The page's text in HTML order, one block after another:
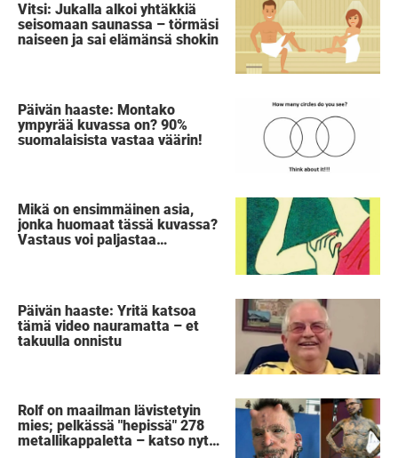
Vitsi: Jukalla alkoi yhtäkkiä
seisomaan saunassa – törmäsi
naiseen ja sai elämänsä shokin
Päivän haaste: Montako
ympyrää kuvassa on? 90%
suomalaisista vastaa väärin!
Mikä on ensimmäinen asia,
jonka huomaat tässä kuvassa?
Vastaus voi paljastaa
Päivän haaste: Yritä katsoa
tämä video nauramatta – et
takuulla onnistu
Rolf on maailman lävistetyin
mies; pelkässä "hepissä" 278
metallikappaletta – katso nyt,